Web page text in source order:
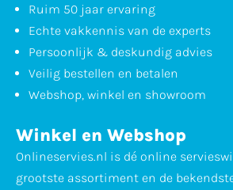
Ruim 50 jaar ervaring
Echte vakkennis van de experts
Persoonlijk & deskundig advies
Veilig bestellen en betalen
Webshop, winkel en showroom
Winkel en Webshop
Onlineservies.nl is dé online
grootste assortiment en de